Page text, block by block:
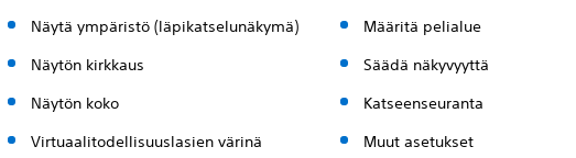
Näytä ympäristö (läpikatselunäkymä)
Näytön kirkkaus
Näytön koko
Virtuaalitodellisuuslasien värinä
Määritä pelialue
Säädä näkyvyyttä
Katseenseuranta
Muut asetukset